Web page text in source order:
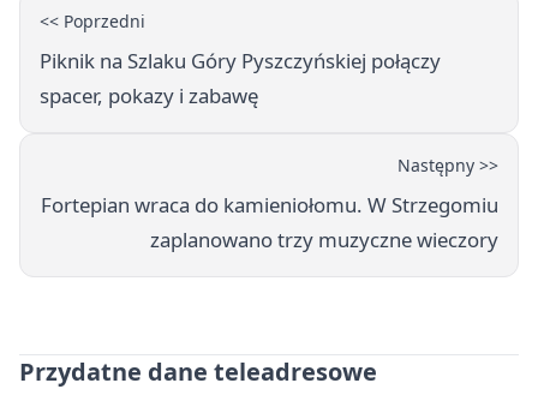
<< Poprzedni
Piknik na Szlaku Góry Pyszczyńskiej połączy
spacer, pokazy i zabawę
Następny >>
Fortepian wraca do kamieniołomu. W Strzegomiu
zaplanowano trzy muzyczne wieczory
Przydatne dane teleadresowe